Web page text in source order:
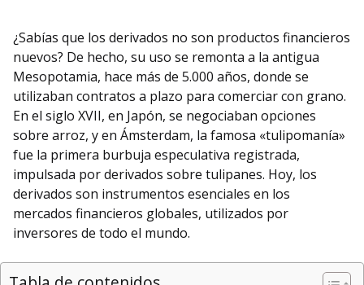
¿Sabías que los derivados no son productos financieros
nuevos? De hecho, su uso se remonta a la antigua
Mesopotamia, hace más de 5.000 años, donde se
utilizaban contratos a plazo para comerciar con grano.
En el siglo XVII, en Japón, se negociaban opciones
sobre arroz, y en Ámsterdam, la famosa «tulipomanía»
fue la primera burbuja especulativa registrada,
impulsada por derivados sobre tulipanes. Hoy, los
derivados son instrumentos esenciales en los
mercados financieros globales, utilizados por
inversores de todo el mundo.